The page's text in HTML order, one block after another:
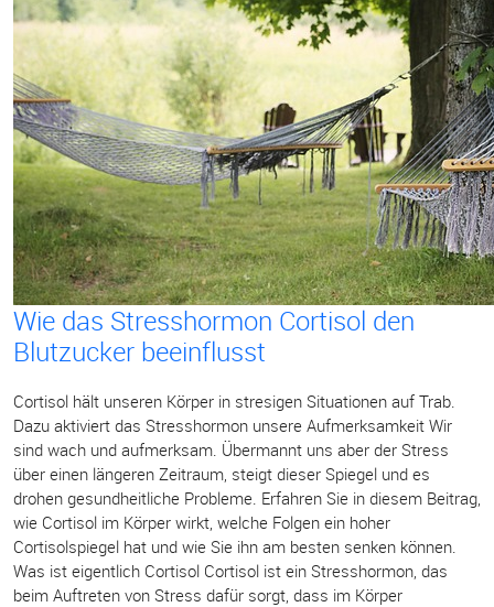
Wie das Stresshormon Cortisol den
Blutzucker beeinflusst
Cortisol hält unseren Körper in stresigen Situationen auf Trab.
Dazu aktiviert das Stresshormon unsere Aufmerksamkeit Wir
sind wach und aufmerksam. Übermannt uns aber der Stress
über einen längeren Zeitraum, steigt dieser Spiegel und es
drohen gesundheitliche Probleme. Erfahren Sie in diesem Beitrag,
wie Cortisol im Körper wirkt, welche Folgen ein hoher
Cortisolspiegel hat und wie Sie ihn am besten senken können.
Was ist eigentlich Cortisol Cortisol ist ein Stresshormon, das
beim Auftreten von Stress dafür sorgt, dass im Körper